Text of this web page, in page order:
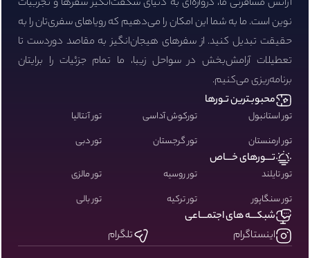
آژانس مسافرتی ما، دروازه‌ای به دنیای شگفت‌انگیز سفرها و تجربیات
نوین است. ما به شما این امکان را می‌دهیم که رویاهای سفری‌تان را به
حقیقت تبدیل کنید. از سفرهای هیجان‌انگیز به مقاصد دوردست تا
تعطیلات آرامش‌بخش در سواحل زیبا، ما تمام جزئیات را برایتان
برنامه‌ریزی می‌کنیم.
محبوبـترین تـورها
تور استانبول تورکوش آداسی
تور آنتالیا
تور ارمنستان
تور گرجستان تور دبی
تـــورهای خـــاص
تور تایلند تور روسیه
تور مالزی
تور سنگاپور
تور ترکیه تور بالی
شبکـــه های اجتمـــاعی
اینستاگرام
تلگرام